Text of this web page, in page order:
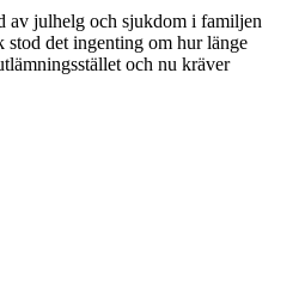
av julhelg och sjukdom i familjen
stod det ingenting om hur länge
och nu kräver